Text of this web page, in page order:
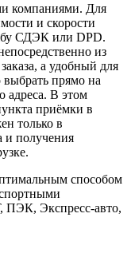
компаниями. Для
и скорости
СДЭК или DPD.
из
а удобный для
прямо на
адреса. В этом
приёмки в
только в
и получения
способом
Экспресс-авто,